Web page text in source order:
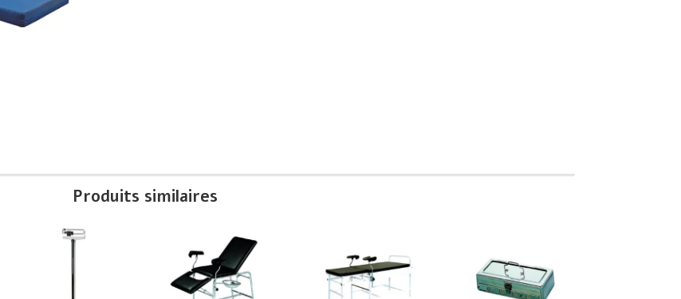
Produits similaires